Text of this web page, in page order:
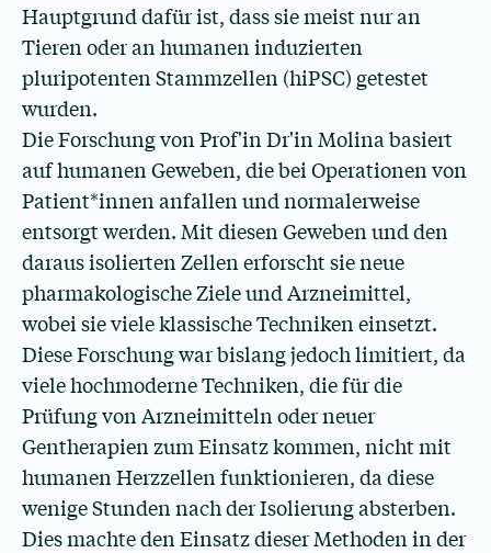
Hauptgrund dafür ist, dass sie meist nur an
Tieren oder an humanen induzierten
pluripotenten Stammzellen (hiPSC) getestet
wurden.
Die Forschung von Prof'in Dr'in Molina basiert
auf humanen Geweben, die bei Operationen von
Patient*innen anfallen und normalerweise
entsorgt werden. Mit diesen Geweben und den
daraus isolierten Zellen erforscht sie neue
pharmakologische Ziele und Arzneimittel,
wobei sie viele klassische Techniken einsetzt.
Diese Forschung war bislang jedoch limitiert, da
viele hochmoderne Techniken, die für die
Prüfung von Arzneimitteln oder neuer
Gentherapien zum Einsatz kommen, nicht mit
humanen Herzzellen funktionieren, da diese
wenige Stunden nach der Isolierung absterben.
Dies machte den Einsatz dieser Methoden in der